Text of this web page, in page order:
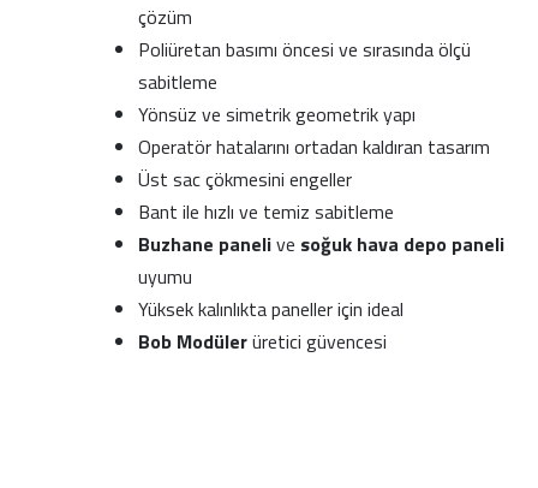
çözüm
Poliüretan basımı öncesi ve sırasında ölçü
sabitleme
Yönsüz ve simetrik geometrik yapı
Operatör hatalarını ortadan kaldıran tasarım
Üst sac çökmesini engeller
Bant ile hızlı ve temiz sabitleme
Buzhane panelive soğuk hava depo paneli
uyumu
Yüksek kalınlıkta paneller için ideal
Bob Modülerüretici güvencesi